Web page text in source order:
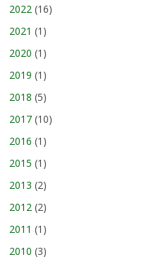
2022 (16)
2021 (1)
2020 (1)
2019 (1)
2018 (5)
2017 (10)
2016 (1)
2015 (1)
2013 (2)
2012 (2)
2011 (1)
2010 (3)